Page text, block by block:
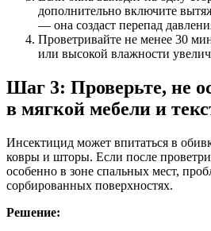
дополнительно включите
— она создаст перепад
Проветривайте не менее 30
или высокой влажности
Шаг 3: Проверьте, не
в мягкой мебели и
Инсектицид может впитаться в
ковры и шторы. Если после
особенно в зоне спальных мест,
сорбированных поверхностях.
Решение: